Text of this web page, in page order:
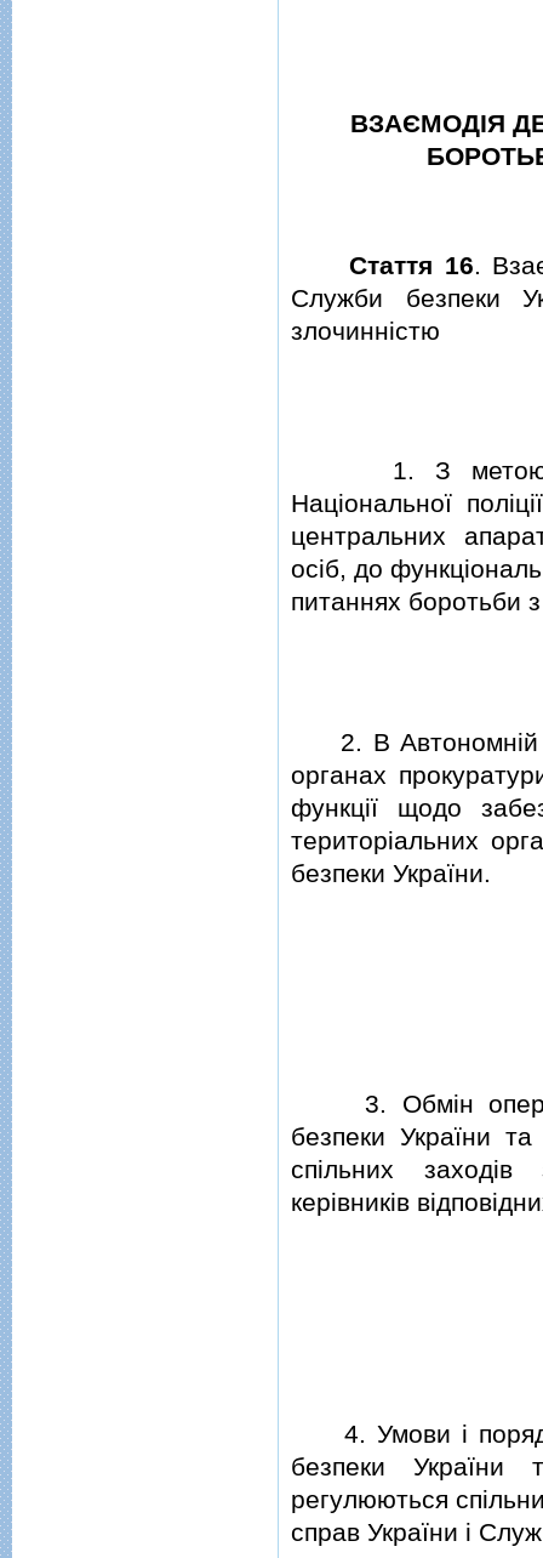
ВЗАЄМОДIЯ
Стаття 16.
Служби безпеки
злочиннiстю
1. З метою
Нацiональної
центральних
осiб, до
питаннях боротьби
2. В Автономнiй
органах
функцiї щодо
територiальних
безпеки України.
3. Обмiн
безпеки України
спiльних заходiв
керiвникiв
4. Умови i
безпеки України
регулюються
справ України i